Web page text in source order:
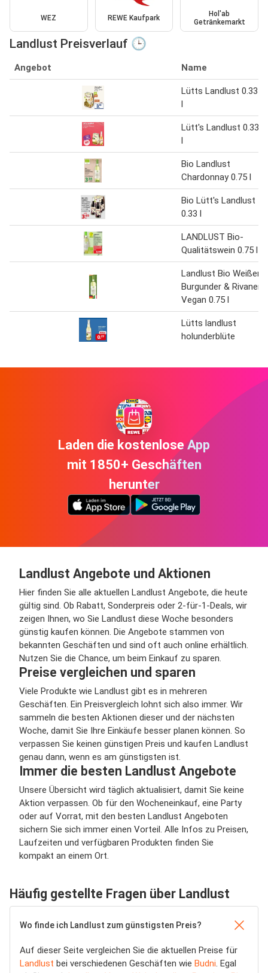
WEZ REWE Kaufpark
Hol'ab
Getränkemarkt
Landlust Preisverlauf 🕒
Angebot Name
Lütts Landlust 0.33
l
Lütt's Landlust 0.33
l
Bio Landlust
Chardonnay 0.75 l
Bio Lütt's Landlust
0.33 l
LANDLUST Bio-
Qualitätswein 0.75 l
Landlust Bio Weißer
Burgunder & Rivaner
Vegan 0.75 l
Lütts landlust
holunderblüte
Laden die kostenlose App
mit 1850+ Geschäften
herunter
Landlust Angebote und Aktionen
Hier finden Sie alle aktuellen Landlust Angebote, die heute
gültig sind. Ob Rabatt, Sonderpreis oder 2-für-1-Deals, wir
zeigen Ihnen, wo Sie Landlust diese Woche besonders
günstig kaufen können. Die Angebote stammen von
bekannten Geschäften und sind oft auch online erhältlich.
Nutzen Sie die Chance, um beim Einkauf zu sparen.
Preise vergleichen und sparen
Viele Produkte wie Landlust gibt es in mehreren
Geschäften. Ein Preisvergleich lohnt sich also immer. Wir
sammeln die besten Aktionen dieser und der nächsten
Woche, damit Sie Ihre Einkäufe besser planen können. So
verpassen Sie keinen günstigen Preis und kaufen Landlust
genau dann, wenn es am günstigsten ist.
Immer die besten Landlust Angebote
Unsere Übersicht wird täglich aktualisiert, damit Sie keine
Aktion verpassen. Ob für den Wocheneinkauf, eine Party
oder auf Vorrat, mit den besten Landlust Angeboten
sichern Sie sich immer einen Vorteil. Alle Infos zu Preisen,
Laufzeiten und verfügbaren Produkten finden Sie
kompakt an einem Ort.
Häufig gestellte Fragen über Landlust
Wo finde ich Landlust zum günstigsten Preis?
Auf dieser Seite vergleichen Sie die aktuellen Preise für
Landlust bei verschiedenen Geschäften wie Budni. Egal